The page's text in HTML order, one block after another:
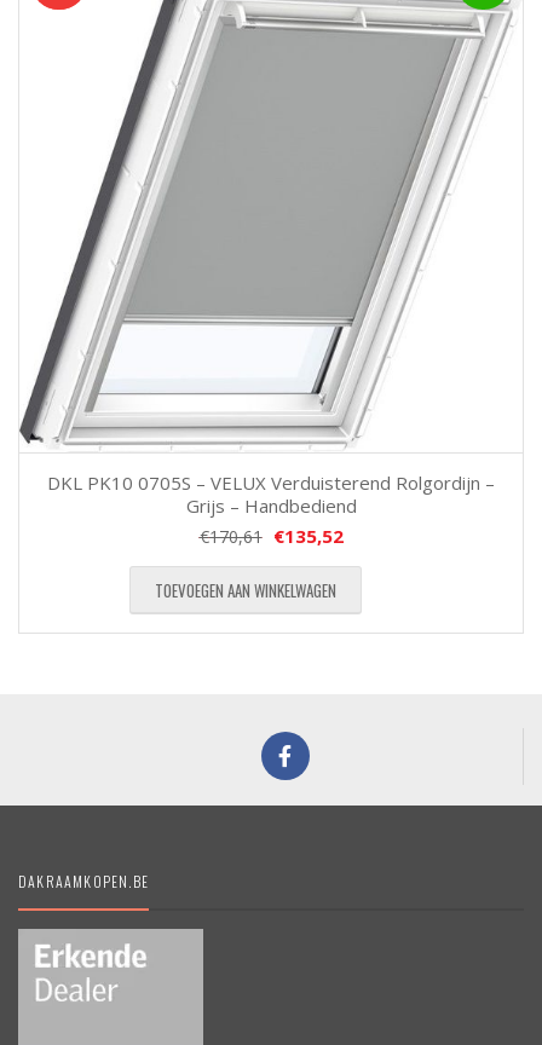
DKL PK10 0705S – VELUX Verduisterend Rolgordijn –
Grijs – Handbediend
€170,61 €135,52
TOEVOEGEN AAN WINKELWAGEN
DAKRAAMKOPEN.BE